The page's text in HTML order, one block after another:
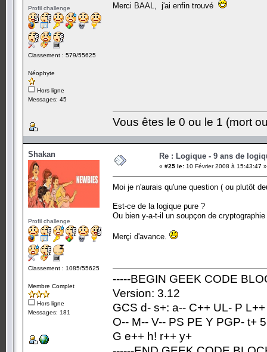
Profil challenge
Classement : 579/55625
Néophyte
Hors ligne
Messages: 45
Merci BAAL, j'ai enfin trouvé
Vous êtes le 0 ou le 1 (mort
Shakan
Profil challenge
Classement : 1085/55625
Membre Complet
Hors ligne
Messages: 181
Re : Logique - 9 ans de
« #25 le: 10 Février 2008 à 15:43:47 »
Moi je n'aurais qu'une question ( ou plutôt
Est-ce de la logique pure ?
Ou bien y-a-t-il un soupçon de
Merçi d'avance.
-----BEGIN GEEK CODE
Version: 3.12
GCS d- s+: a-- C++ UL- P
O-- M-- V-- PS PE Y PGP- t+
G e++ h! r++ y+